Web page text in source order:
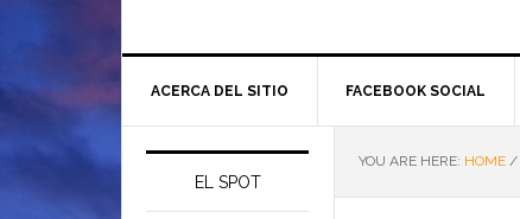
ACERCA DEL SITIO FACEBOOK SOCIAL
YOU ARE HERE: HOME /
EL SPOT